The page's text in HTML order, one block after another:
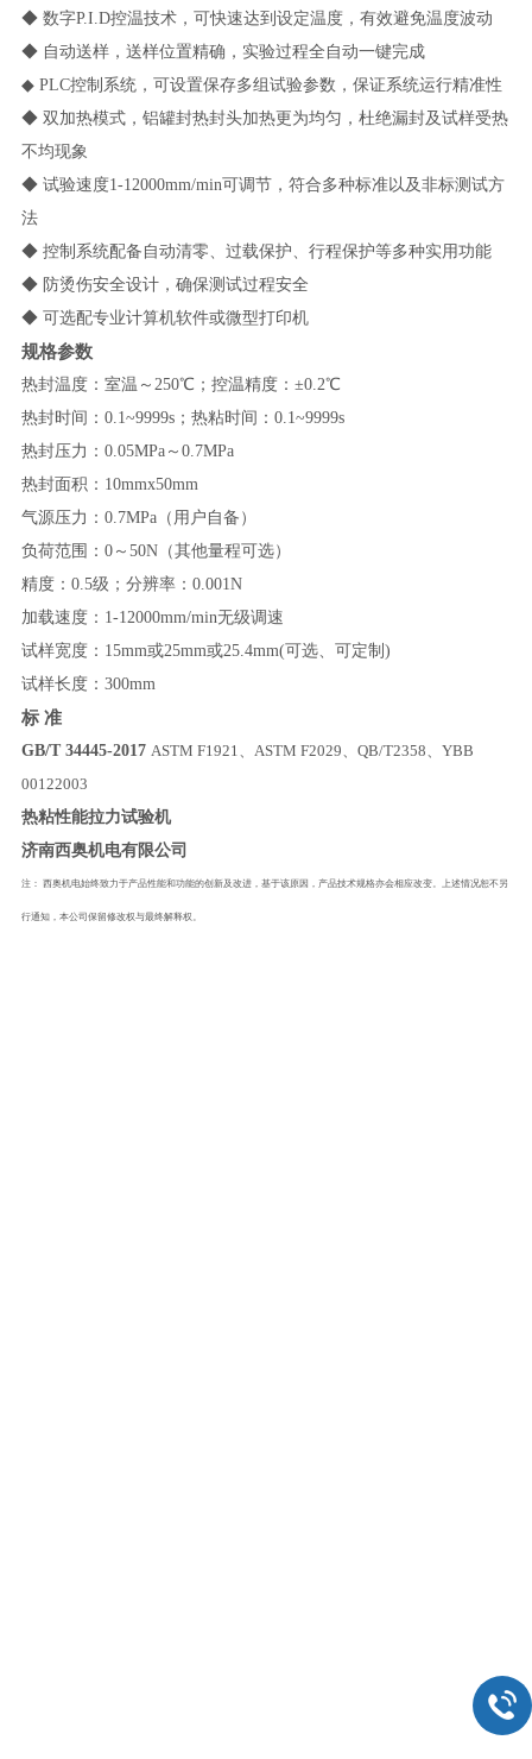
◆ 数字P.I.D控温技术，可快速达到设定温度，有效避免温度波动
◆ 自动送样，送样位置精确，实验过程全自动一键完成
◆PLC控制系统，可设置保存多组试验参数，保证系统运行精准性
◆ 双加热模式，铝罐封热封头加热更为均匀，杜绝漏封及试样受热
不均现象
◆ 试验速度1-12000mm/min可调节，符合多种标准以及非标测试方
法
◆ 控制系统配备自动清零、过载保护、行程保护等多种实用功能
◆ 防烫伤安全设计，确保测试过程安全
◆ 可选配专业计算机软件或微型打印机
规格参数
热封温度：室温～ 250℃；控温精度：±0.2℃
热封时间： 0.1~9999s；热粘时间： 0.1~9999s
热封压力： 0.05MPa～ 0.7MPa
热封面积： 10mmx50mm
气源压力： 0.7MPa（用户自备）
负荷范围： 0～ 50N（其他量程可选）
精度： 0.5级；分辨率： 0.001N
加载速度： 1-12000mm/min无级调速
试样宽度： 15mm或25mm或25.4mm(可选、可定制 )
试样长度： 300mm
标 准
GB/T 34445-2017 ASTM F1921 ASTM F2029 QB/T2358
YBB
00122003
热粘性能拉力试验机
济南西奥机电有限公司
注： 西奥机电始终致力于产品性能和功能的创新及改进，基于该原因，产品技术规格亦会相应改变。上述情况恕不另
行通知，本公司保留修改权与最终解释权。